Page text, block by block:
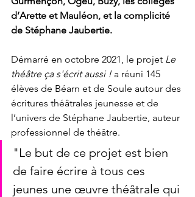
d’Arette et Mauléon, et la complicité
de Stéphane Jaubertie.
Démarré en octobre 2021, le projet Le
théâtre ça s'écrit aussi ! a réuni 145
élèves de Béarn et de Soule autour des
écritures théâtrales jeunesse et de
l’univers de Stéphane Jaubertie, auteur
professionnel de théâtre.
"Le but de ce projet est bien
de faire écrire à tous ces
jeunes une œuvre théâtrale qui